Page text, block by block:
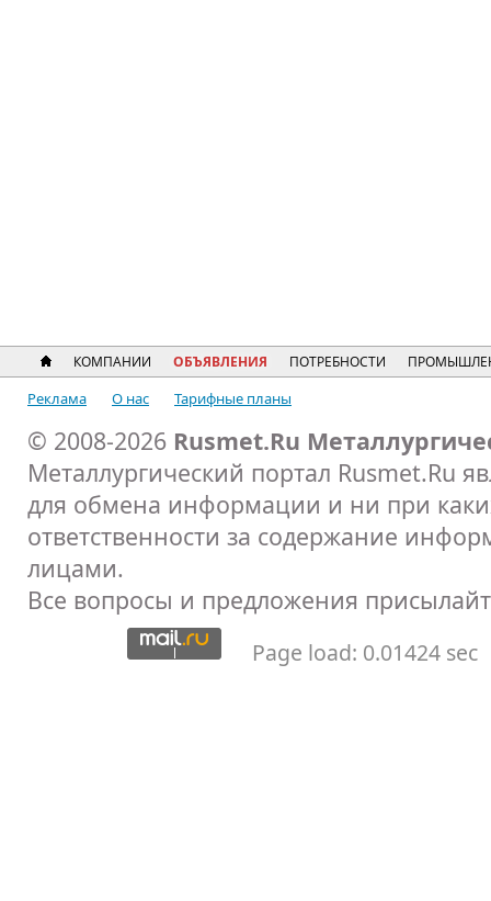
КОМПАНИИ ОБЪЯВЛЕНИЯ ПОТРЕБНОСТИ
Реклама О нас Тарифные планы
© 2008-2026 Rusmet.Ru
Металлургический портал Rusmet.Ru
для обмена информации и ни при
ответственности за содержание
лицами.
Все вопросы и предложения
Page load: 0.01424 sec